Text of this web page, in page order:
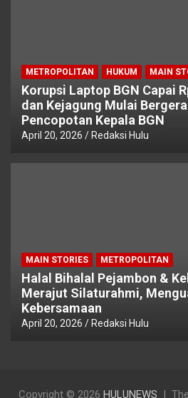
METROPOLITAN HUKUM MAIN
Korupsi Laptop BGN Capai
dan Kejagung Mulai
Pencopotan Kepala BGN
April 20, 2026 Redaksi Hulu
MAIN STORIES METROPOLITAN
Halal Bihalal Pejambon &
Merajut Silaturahmi,
Kebersamaan
April 20, 2026 Redaksi Hulu
Copyright © 2026 HULUNEWS